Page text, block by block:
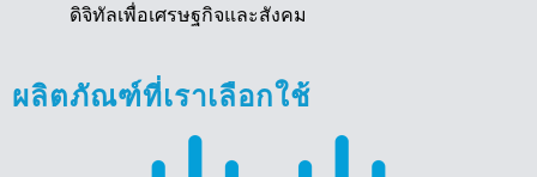
ดิจิทัลเพื่อเศรษฐกิจและสังคม
ผลิตภัณฑ์ที่เราเลือกใช้